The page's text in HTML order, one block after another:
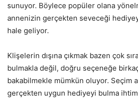
sunuyor. Böylece popüler olana
annenizin gerçekten seveceği
hale geliyor.
Klişelerin dışına çıkmak bazen çok
bulmakla değil, doğru seçeneğe birkaç
bakabilmekle mümkün oluyor. Seçim
gerçekten uygun hediyeyi bulma